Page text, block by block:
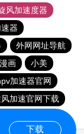
风加速度器
器
外网网址导航
画
小美
加速器官网
加速官网下载
下载